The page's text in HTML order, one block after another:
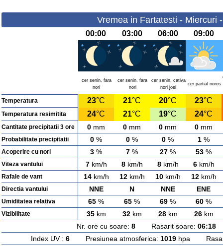
Vremea in Fartatesti - Miercuri
00:00 03:00 06:00 09:00
cer senin, fara
nori
cer senin, fara
nori
cer senin, cativa
nori josi
cer partial noros
Temperatura 23°C 21°C 20°C 23°C
Temperatura resimitita 24°C 21°C 19°C 24°C
Cantitate precipitatii 3 ore 0 mm 0 mm 0 mm 0 mm
Probabilitate precipitatii 0 % 0 % 0 % 1 %
Acoperire cu nori 3 % 7 % 27 % 53 %
Viteza vantului 7km/h 8km/h 8km/h 6km/h
Rafale de vant 14km/h 12km/h 10km/h 12km/h
Directia vantului NNE N NNE ENE
Umiditatea relativa 65 % 65 % 69 % 60 %
Vizibilitate 35km 32km 28km 26km
Nr. ore cu soare: 8Rasarit soare: 06:18
Index UV : 6Presiunea atmosferica: 1019hpa